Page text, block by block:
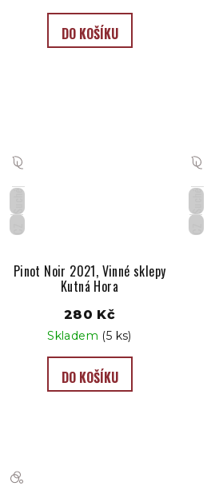
DO KOŠÍKU
CZ
Suché
Pinot Noir 2021, Vinné sklepy
Kutná Hora
280 Kč
Skladem (5 ks)
DO KOŠÍKU
CZ
Suché